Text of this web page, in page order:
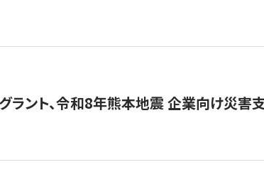
ラント、令和8年熊本地震 企業向け災